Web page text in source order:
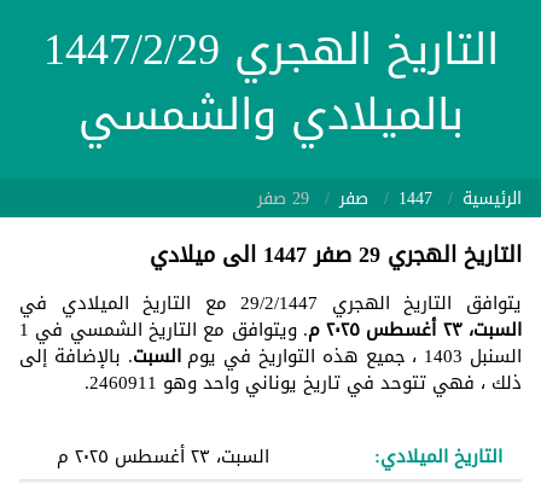
التاريخ الهجري 1447/2/29
بالميلادي والشمسي
الرئيسية 1447 صفر 29 صفر
التاريخ الهجري 29 صفر 1447 الى ميلادي
يتوافق التاريخ الهجري 29/2/1447 مع التاريخ الميلادي في
السبت، ٢٣ أغسطس ٢٠٢٥ م . ويتوافق مع التاريخ الشمسي في 1
السنبل 1403 ، جميع هذه التواريخ في يوم السبت. بالإضافة إلى
ذلك ، فهي تتوحد في تاريخ يوناني واحد وهو 2460911.
التاريخ الميلادي:
السبت، ٢٣ أغسطس ٢٠٢٥ م